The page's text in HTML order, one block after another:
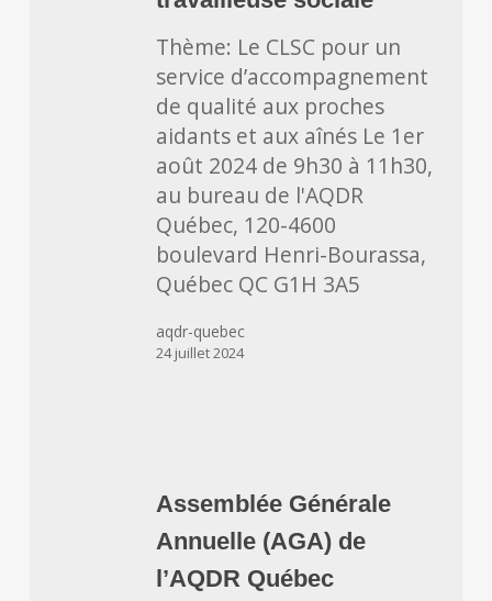
sociale
Thème: Le CLSC pour un
service d’accompagnement
de qualité aux proches
aidants et aux aînés Le 1er
août 2024 de 9h30 à 11h30,
au bureau de l'AQDR
Québec, 120-4600
boulevard Henri-Bourassa,
Québec QC G1H 3A5
aqdr-quebec
24 juillet 2024
Générale
Annuelle
(AGA)
de
Assemblée Générale
Annuelle (AGA) de
l’AQDR Québec